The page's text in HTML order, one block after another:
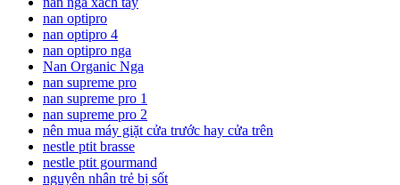
nan optipro
nan optipro 4
nan optipro nga
Nan Organic Nga
nan supreme pro
nan supreme pro 1
nan supreme pro 2
nên mua máy giặt cửa trước hay cửa trên
nestle ptit brasse
nestle ptit gourmand
nguyên nhân trẻ bị sốt